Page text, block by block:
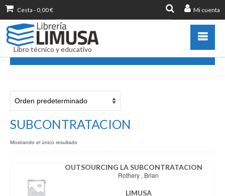
Mi cuenta
Cesta - 0,00€
Buscar
por:
Libro técnico y educativo
Destacados
Libros más vendidos
Publicar con nosotros
Información sobre libro
SUBCONTRATACION
Mostrando el único resultado
OUTSOURCING LA SUBCONTRATACION
Rothery , Brian
LIMUSA